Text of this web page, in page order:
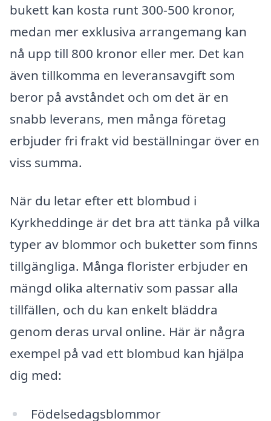
bukett kan kosta runt 300-500 kronor,
medan mer exklusiva arrangemang kan
nå upp till 800 kronor eller mer. Det kan
även tillkomma en leveransavgift som
beror på avståndet och om det är en
snabb leverans, men många företag
erbjuder fri frakt vid beställningar över en
viss summa.
När du letar efter ett blombud i
Kyrkheddinge är det bra att tänka på vilka
typer av blommor och buketter som finns
tillgängliga. Många florister erbjuder en
mängd olika alternativ som passar alla
tillfällen, och du kan enkelt bläddra
genom deras urval online. Här är några
exempel på vad ett blombud kan hjälpa
dig med:
Födelsedagsblommor